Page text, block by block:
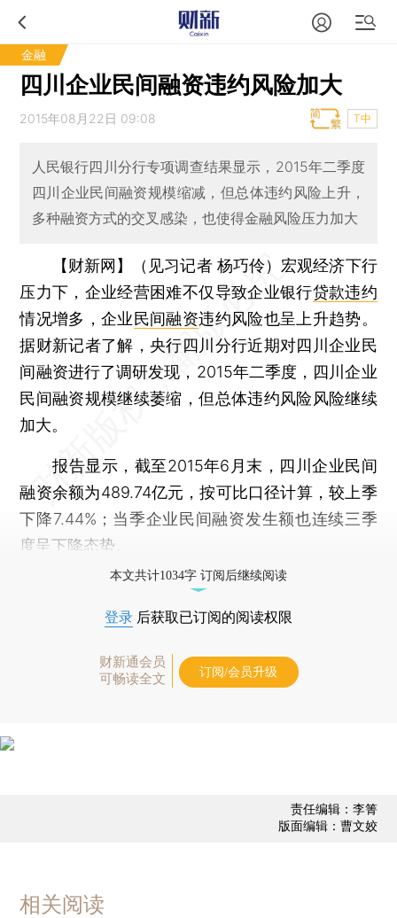
金融
四川企业民间融资违约风险加大
2015年08月22日 09:08 T中
人民银行四川分行专项调查结果显示，2015年二季度
四川企业民间融资规模缩减，但总体违约风险上升，
多种融资方式的交叉感染，也使得金融风险压力加大
【财新网】（见习记者 杨巧伶） 宏观经济下行
压力下，企业经营困难不仅导致企业银行贷款违约
情况增多，企业民间融资违约风险也呈上升趋势。
据财新记者了解，央行四川分行近期对四川企业民
间融资进行了调研发现，2015年二季度，四川企业
民间融资规模继续萎缩，但总体违约风险风险继续
加大。
报告显示，截至2015年6月末，四川企业民间
融资余额为489.74亿元，按可比口径计算，较上季
下降7.44%；当季企业民间融资发生额也连续三季
度呈下降态势。
本文共计1034字 订阅后继续阅读
登录 后获取已订阅的阅读权限
财新通会员
可畅读全文
订阅/会员升级
责任编辑：李箐
版面编辑：曹文姣
相关阅读